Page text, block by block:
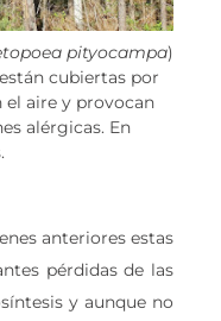
pityocampa)
cubiertas por
aire y provocan
alérgicas. En
anteriores estas
pérdidas de las
y aunque no